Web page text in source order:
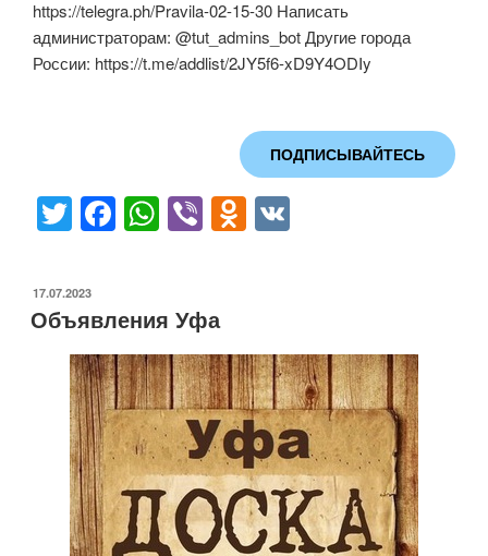
https://telegra.ph/Pravila-02-15-30 Написать
администраторам: @tut_admins_bot Другие города
России: https://t.me/addlist/2JY5f6-xD9Y4ODIy
ПОДПИСЫВАЙТЕСЬ
T
wi
tt
er
F
a
e
b
o
o
k
W
h
s
A
p
p
Vi
b
O
d
kl
a
ss
ni
ki
ОПУБЛИКОВАНО
17.07.2023
Объявления Уфа